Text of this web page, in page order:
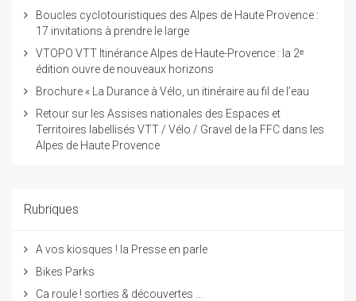
Boucles cyclotouristiques des Alpes de Haute Provence :
17 invitations à prendre le large
VTOPO VTT Itinérance Alpes de Haute-Provence : la 2ᵉ
édition ouvre de nouveaux horizons
Brochure « La Durance à Vélo, un itinéraire au fil de l’eau
Retour sur les Assises nationales des Espaces et
Territoires labellisés VTT / Vélo / Gravel de la FFC dans les
Alpes de Haute Provence
Rubriques
A vos kiosques ! la Presse en parle
Bikes Parks
Ca roule ! sorties & découvertes ...